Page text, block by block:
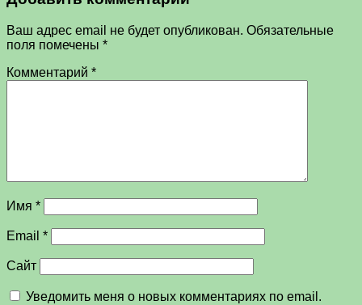
Ваш адрес email не будет опубликован. Обязательные
поля помечены *
Комментарий *
Имя *
Email *
Сайт
Уведомить меня о новых комментариях по email.